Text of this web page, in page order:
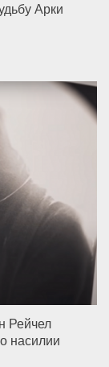
Арки
Рейчел
насилии